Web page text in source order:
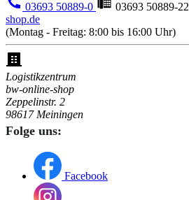
03693 50889-0 03693 50889-22
shop.de
(Montag - Freitag: 8:00 bis 16:00 Uhr)
Logistikzentrum
bw-online-shop
Zeppelinstr. 2
98617 Meiningen
Folge uns:
Facebook